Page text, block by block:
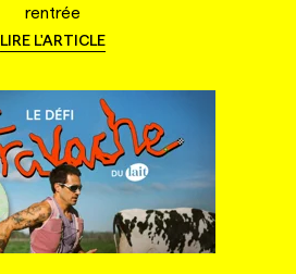
rentrée
LIRE L'ARTICLE